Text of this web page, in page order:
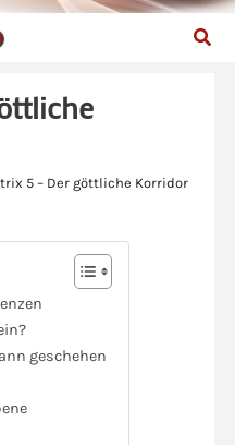
5 – Der göttliche Korridor
geschehen